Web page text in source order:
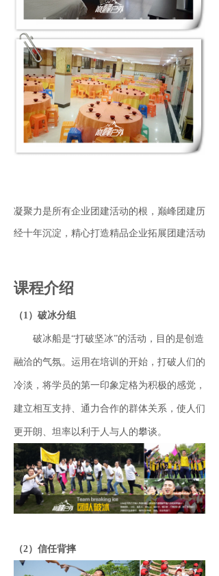
凝聚力是所有企业团建活动的根，巅峰团建历
经十年沉淀，精心打造精品企业拓展团建活动
课程介绍
（1）破冰分组
破冰船是“打破坚冰”的活动，目的是创造
融洽的气氛。运用在培训的开始，打破人们的
冷淡，将学员的第一印象定格为积极的感觉，
建立相互支持、通力合作的群体关系，使人们
更开朗、坦率以利于人与人的攀谈。
（2）信任背摔